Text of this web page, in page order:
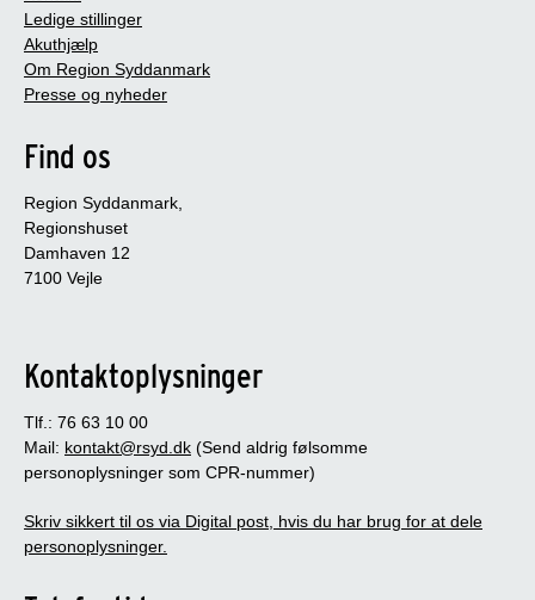
Ledige stillinger
Akuthjælp
Om Region Syddanmark
Presse og nyheder
Find os
Region Syddanmark,
Regionshuset
Damhaven 12
7100 Vejle
Kontaktoplysninger
Tlf.: 76 63 10 00
Mail: kontakt@rsyd.dk (Send aldrig følsomme
personoplysninger som CPR-nummer)
Skriv sikkert til os via Digital post, hvis du har brug for at dele
personoplysninger.